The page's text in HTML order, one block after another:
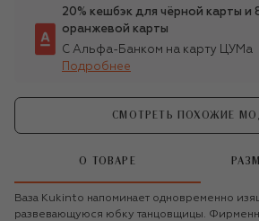
20% кешбэк для чёрной карты и
оранжевой карты
С Альфа-Банком на карту ЦУМа
Подробнее
СМОТРЕТЬ ПОХОЖИЕ
О ТОВАРЕ
Ваза Kukinto напоминает одновременно
развевающуюся юбку танцовщицы.